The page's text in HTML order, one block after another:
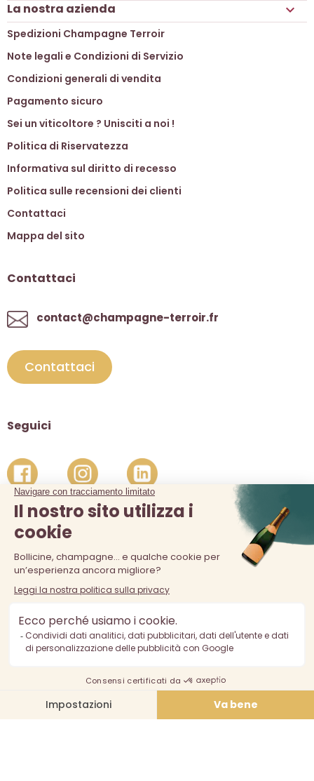
La nostra azienda 
Spedizioni Champagne Terroir
Note legali e Condizioni di Servizio
Condizioni generali di vendita
Pagamento sicuro
Sei un viticoltore ? Unisciti a noi !
Politica di Riservatezza
Informativa sul diritto di recesso
Politica sulle recensioni dei clienti
Contattaci
Mappa del sito
Contattaci
contact@champagne-terroir.fr
Contattaci
Seguici
La vendita di alcolici è vietata ai minori di 18 anni. L'abuso di